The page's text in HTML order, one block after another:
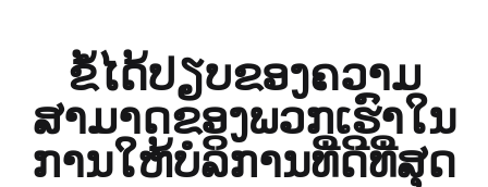
ຂໍ້ໄດ້ປຽບຂອງຄວາມ
ສາມາດຂອງພວກເຮົາໃນ
ການໃຫ້ບໍລິການທີ່ດີທີ່ສຸດ